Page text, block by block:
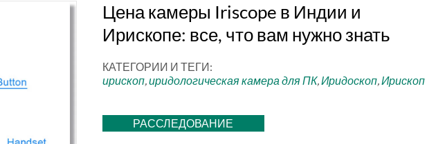
Цена камеры Iriscope в Индии и
Ирископе: все, что вам нужно знать
КАТЕГОРИИ И ТЕГИ:
ирископ,иридологическая камера для ПК,Иридоскоп,Ирископ
РАССЛЕДОВАНИЕ